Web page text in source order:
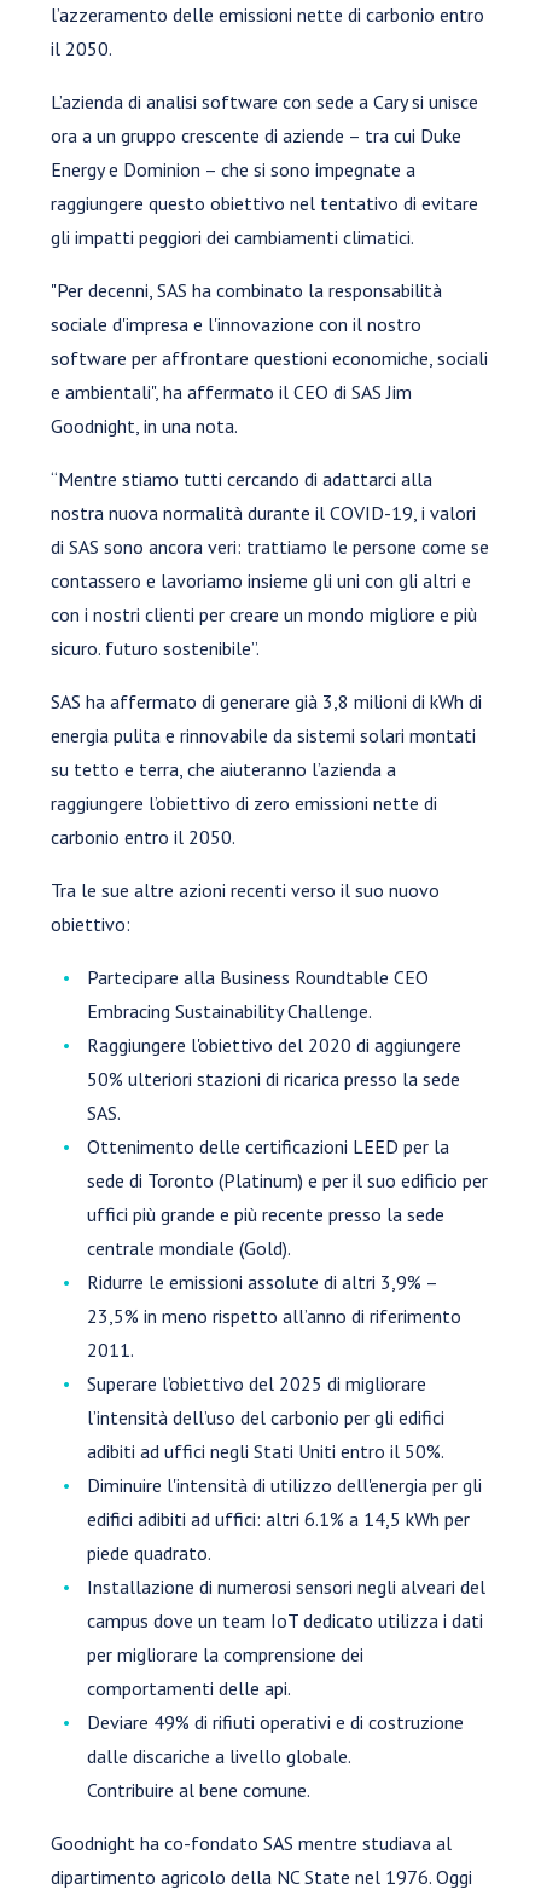
l’azzeramento delle emissioni nette di carbonio entro
il 2050.
L’azienda di analisi software con sede a Cary si unisce
ora a un gruppo crescente di aziende – tra cui Duke
Energy e Dominion – che si sono impegnate a
raggiungere questo obiettivo nel tentativo di evitare
gli impatti peggiori dei cambiamenti climatici.
"Per decenni, SAS ha combinato la responsabilità
sociale d'impresa e l'innovazione con il nostro
software per affrontare questioni economiche, sociali
e ambientali", ha affermato il CEO di SAS Jim
Goodnight, in una nota.
“Mentre stiamo tutti cercando di adattarci alla
nostra nuova normalità durante il COVID-19, i valori
di SAS sono ancora veri: trattiamo le persone come se
contassero e lavoriamo insieme gli uni con gli altri e
con i nostri clienti per creare un mondo migliore e più
sicuro. futuro sostenibile”.
SAS ha affermato di generare già 3,8 milioni di kWh di
energia pulita e rinnovabile da sistemi solari montati
su tetto e terra, che aiuteranno l’azienda a
raggiungere l’obiettivo di zero emissioni nette di
carbonio entro il 2050.
Tra le sue altre azioni recenti verso il suo nuovo
obiettivo:
Partecipare alla Business Roundtable CEO
Embracing Sustainability Challenge.
Raggiungere l'obiettivo del 2020 di aggiungere
50% ulteriori stazioni di ricarica presso la sede
SAS.
Ottenimento delle certificazioni LEED per la
sede di Toronto (Platinum) e per il suo edificio per
uffici più grande e più recente presso la sede
centrale mondiale (Gold).
Ridurre le emissioni assolute di altri 3,9% –
23,5% in meno rispetto all’anno di riferimento
2011.
Superare l’obiettivo del 2025 di migliorare
l’intensità dell’uso del carbonio per gli edifici
adibiti ad uffici negli Stati Uniti entro il 50%.
Diminuire l'intensità di utilizzo dell'energia per gli
edifici adibiti ad uffici: altri 6.1% a 14,5 kWh per
piede quadrato.
Installazione di numerosi sensori negli alveari del
campus dove un team IoT dedicato utilizza i dati
per migliorare la comprensione dei
comportamenti delle api.
Deviare 49% di rifiuti operativi e di costruzione
dalle discariche a livello globale.
Contribuire al bene comune.
Goodnight ha co-fondato SAS mentre studiava al
dipartimento agricolo della NC State nel 1976. Oggi